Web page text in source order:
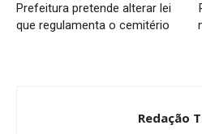
Prefeitura pretende alterar lei
que regulamenta o cemitério
Redação